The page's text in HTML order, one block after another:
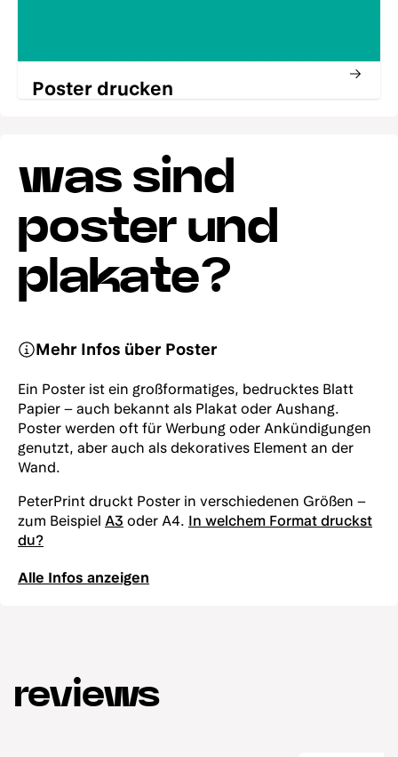
Poster drucken
was sind
poster und
plakate?
Mehr Infos über Poster
Ein Poster ist ein großformatiges, bedrucktes Blatt
Papier – auch bekannt als Plakat oder Aushang.
Poster werden oft für Werbung oder Ankündigungen
genutzt, aber auch als dekoratives Element an der
Wand.
PeterPrint druckt Poster in verschiedenen Größen –
zum Beispiel A3 oder A4. In welchem Format druckst
du?
Alle Infos anzeigen
reviews